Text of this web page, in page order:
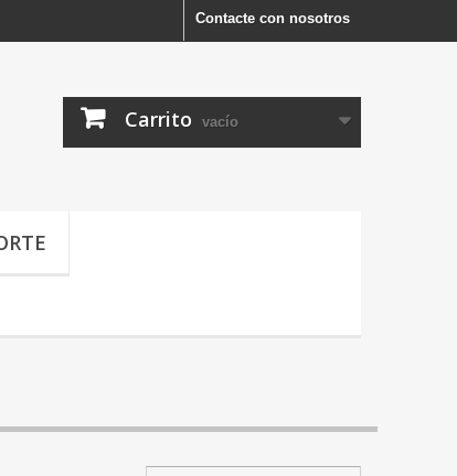
Contacte con nosotros
Carrito vacío